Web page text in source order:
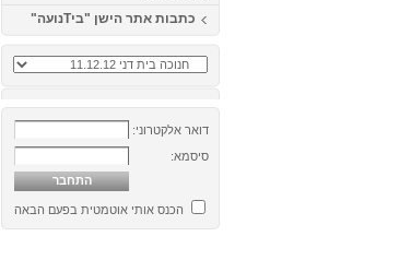
כתבות אתר הישן "ביTנועה"
דואר אלקטרוני:
סיסמא:
הכנס אותי אוטמטית בפעם הבאה